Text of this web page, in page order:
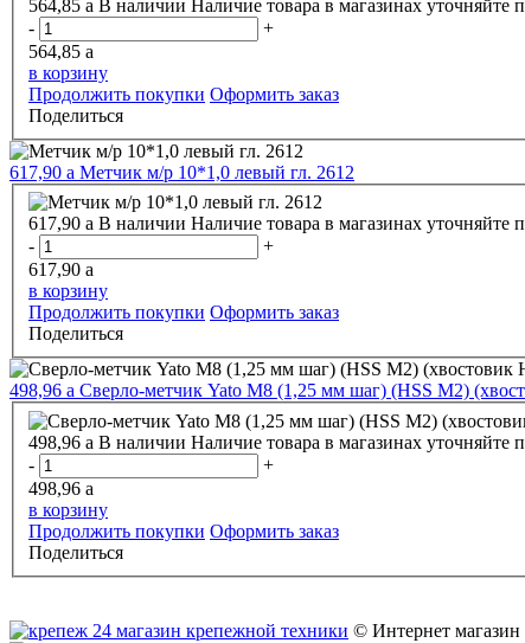
564,85 a В наличии Наличие товара в магазинах уточняйте
-
+
564,85 a
в корзину
Продолжить покупки Оформить заказ
Поделиться
617,90 a Метчик м/р 10*1,0 левый гл. 2612
617,90 a В наличии Наличие товара в магазинах уточняйте
-
+
617,90 a
в корзину
Продолжить покупки Оформить заказ
Поделиться
498,96 a Сверло-метчик Yato M8 (1,25 мм шаг) (HSS M2)
498,96 a В наличии Наличие товара в магазинах уточняйте
-
+
498,96 a
в корзину
Продолжить покупки Оформить заказ
Поделиться
© Интернет